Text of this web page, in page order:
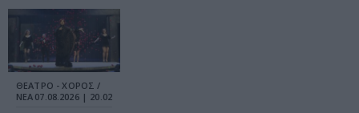
ΘΕΑΤΡΟ - ΧΟΡΟΣ /
ΝΕΑ 07.08.2026 | 20.02